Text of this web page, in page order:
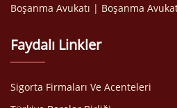
Boşanma Avukatı | Boşanma
Faydalı Linkler
Sigorta Firmaları Ve Acenteleri